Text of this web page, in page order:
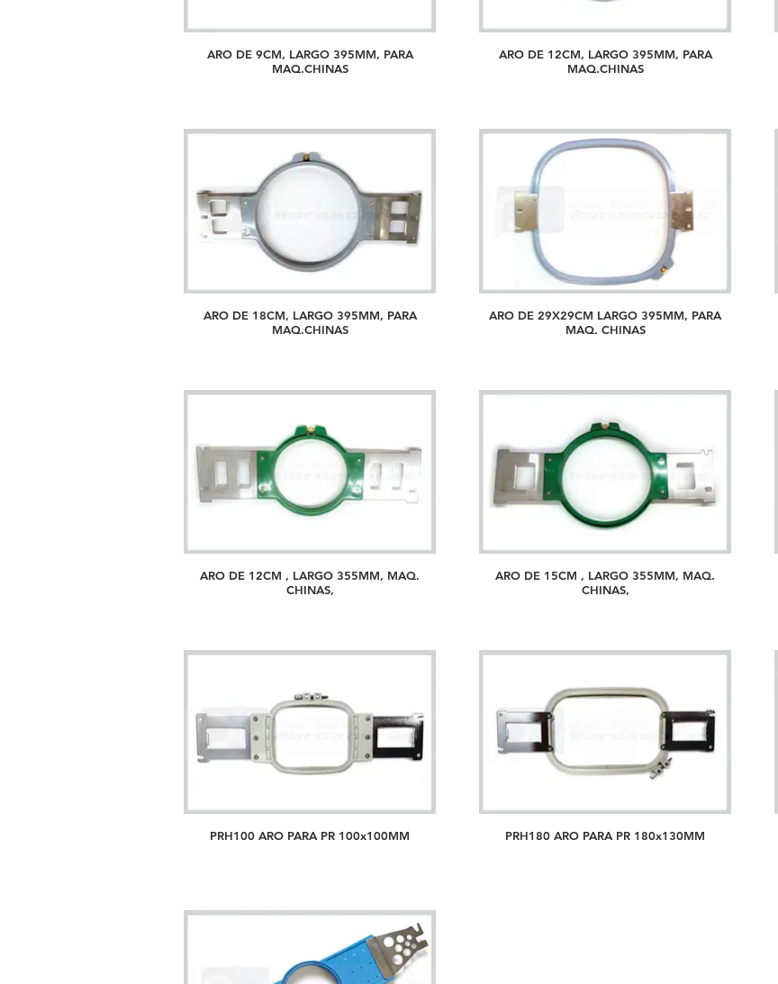
ARO DE 9CM, LARGO 395MM, PARA
MAQ.CHINAS
ARO DE 12CM, LARGO 395MM, PARA
MAQ.CHINAS
ARO DE 18CM, LARGO 395MM, PARA
MAQ.CHINAS
ARO DE 29X29CM LARGO 395MM, PARA
MAQ. CHINAS
ARO DE 12CM , LARGO 355MM, MAQ.
CHINAS,
ARO DE 15CM , LARGO 355MM, MAQ.
CHINAS,
PRH100 ARO PARA PR 100x100MM PRH180 ARO PARA PR 180x130MM